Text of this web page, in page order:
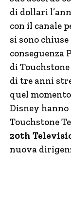
di dollari
con il canale
si sono chiuse
conseguenza
di
di tre anni
quel
Disney
Touchstone
20th
nuova